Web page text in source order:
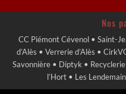
Nos
CC Piémont Cévenol • Saint-
d’Alès • Verrerie d’Alès •
Savonnière • Diptyk •
l’Hort • Les